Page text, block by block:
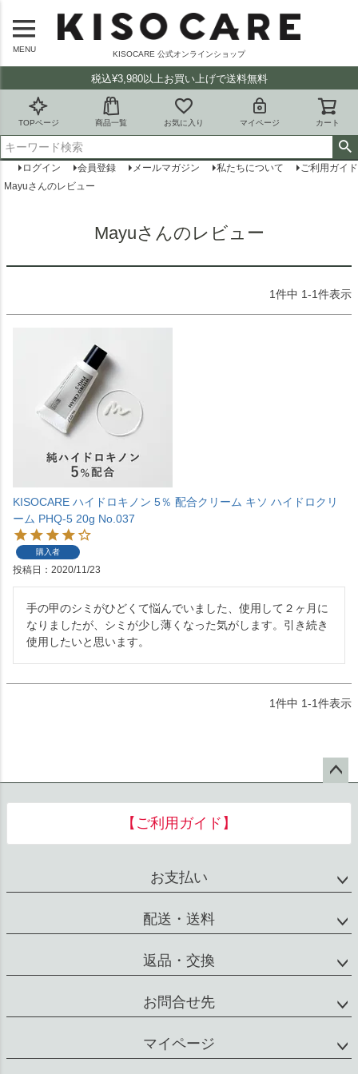
MENU
KISOCARE 公式オンラインショップ
税込¥3,980以上お買い上げで送料無料
TOPページ 商品一覧 お気に入り マイページ カート
ログイン 会員登録 メールマガジン 私たちについて
ご利用ガイド
Mayuさんのレビュー
Mayuさんのレビュー
1件中 1-1件表示
KISOCARE ハイドロキノン 5％ 配合クリーム キソ ハイドロクリ
ーム PHQ-5 20g No.037
購入者
投稿日 2020/11/23
手の甲のシミがひどくて悩んでいました、使用して２ヶ月に
なりましたが、シミが少し薄くなった気がします。引き続き
使用したいと思います。
1件中 1-1件表示
へ
【ご利用ガイド】
お支払い
配送・送料
返品・交換
お問合せ先
マイページ